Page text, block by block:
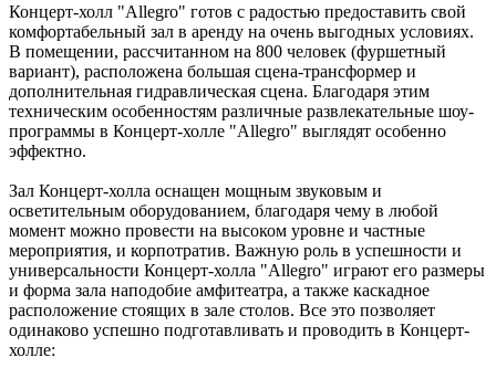
Концерт-холл "Allegro" готов с радостью предоставить свой
комфортабельный зал в аренду на очень выгодных условиях.
В помещении, рассчитанном на 800 человек (фуршетный
вариант), расположена большая сцена-трансформер и
дополнительная гидравлическая сцена. Благодаря этим
техническим особенностям различные развлекательные шоу-
программы в Концерт-холле "Allegro" выглядят особенно
эффектно.
Зал Концерт-холла оснащен мощным звуковым и
осветительным оборудованием, благодаря чему в любой
момент можно провести на высоком уровне и частные
мероприятия, и корпотратив. Важную роль в успешности и
универсальности Концерт-холла "Allegro" играют его размеры
и форма зала наподобие амфитеатра, а также каскадное
расположение стоящих в зале столов. Все это позволяет
одинаково успешно подготавливать и проводить в Концерт-
холле: